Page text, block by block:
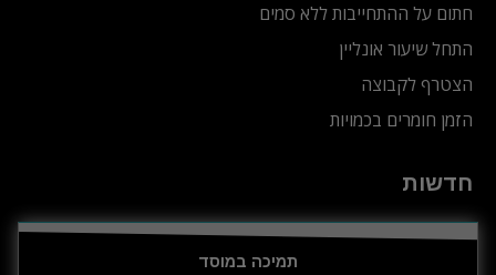
חתום על ההתחייבות ללא סמים
התחל שיעור אונליין
הצטרף לקבוצה
הזמן חומרים בכמויות
חדשות
תמיכה במוסד